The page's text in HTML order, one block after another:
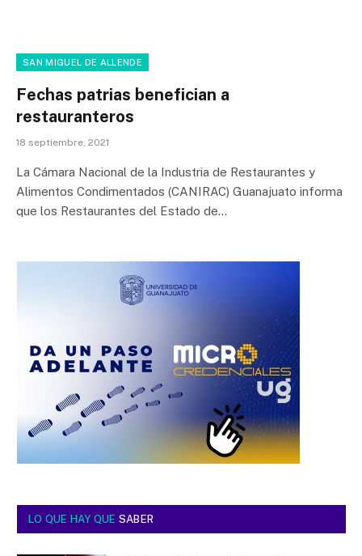
SAN MIGUEL DE ALLENDE
Fechas patrias benefician a
restauranteros
18 septiembre, 2021
La Cámara Nacional de la Industria de Restaurantes y
Alimentos Condimentados (CANIRAC) Guanajuato informa
que los Restaurantes del Estado de…
LO QUE HAY QUE SABER